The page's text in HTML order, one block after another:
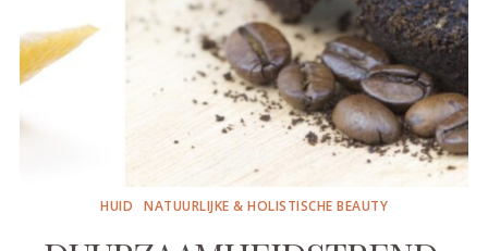
HUID NATUURLIJKE & HOLISTISCHE BEAUTY